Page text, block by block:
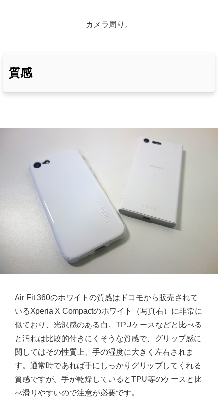
カメラ周り。
質感
Air Fit 360のホワイトの質感はドコモから販売されて
いるXperia X Compactのホワイト（写真右）に非常に
似ており、光沢感のある白。TPUケースなどと比べる
と汚れは比較的付きにくそうな質感で、グリップ感に
関してはその性質上、手の湿度に大きく左右されま
す。通常時であれば手にしっかりグリップしてくれる
質感ですが、手が乾燥しているとTPU等のケースと比
べ滑りやすいので注意が必要です。